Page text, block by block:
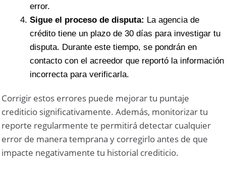
error.
Sigue el proceso de disputa: La agencia de
crédito tiene un plazo de 30 días para investigar tu
disputa. Durante este tiempo, se pondrán en
contacto con el acreedor que reportó la información
incorrecta para verificarla.
Corrigir estos errores puede mejorar tu puntaje
crediticio significativamente. Además, monitorizar tu
reporte regularmente te permitirá detectar cualquier
error de manera temprana y corregirlo antes de que
impacte negativamente tu historial crediticio.